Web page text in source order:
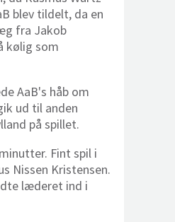
blev tildelt, da en
fra Jakob
kølig som
AaB's håb om
ud til anden
på spillet.
Fint spil i
Nissen Kristensen.
læderet ind i